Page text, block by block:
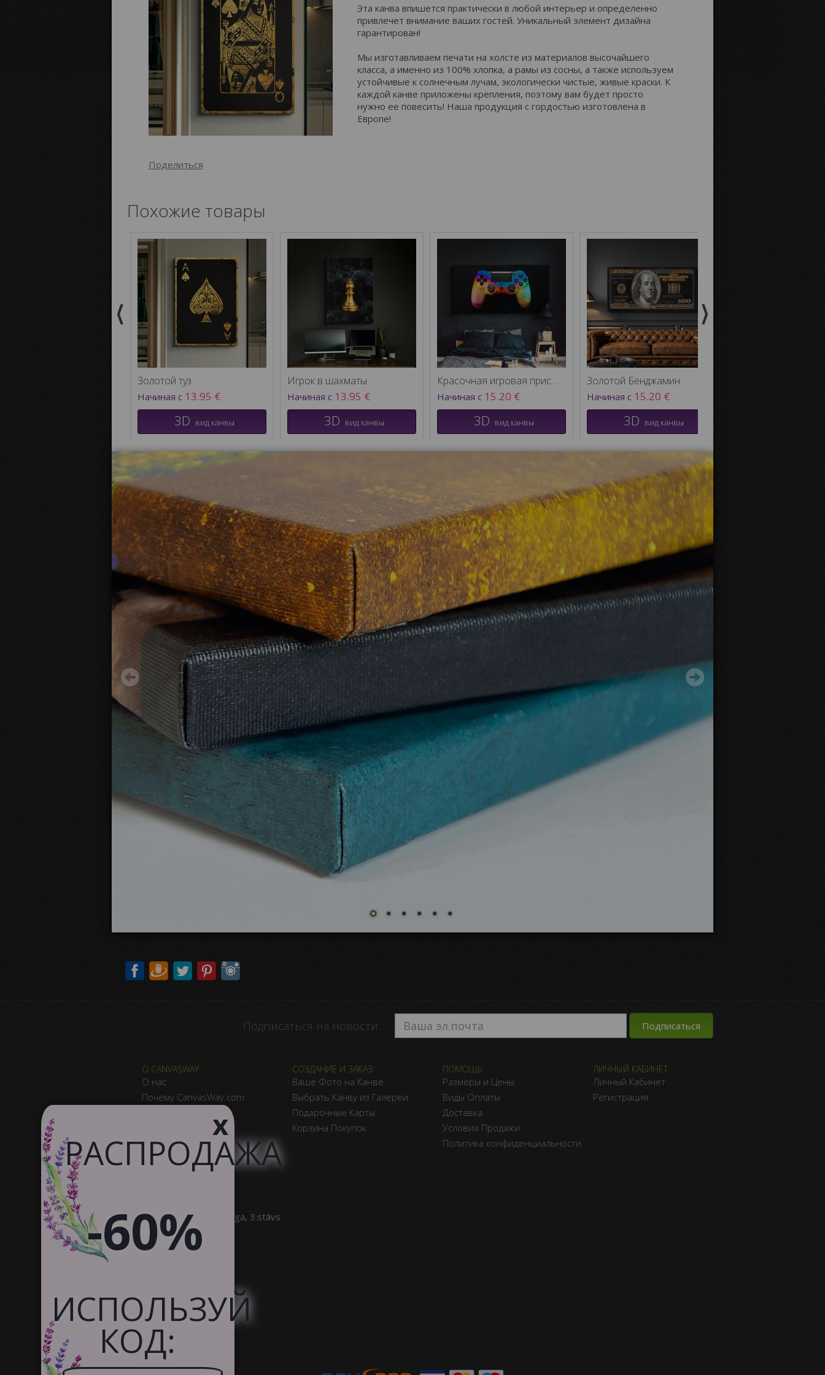
Расстояние до краёв:
Картинка на сторонах канвы:
Эта канва впишется практически в любой интерьер и определенно
привлечет внимание ваших гостей. Уникальный элемент дизайна
гарантирован!
Мы изготавливаем печати на холсте из материалов высочайшего
класса, а именно из 100% хлопка, а рамы из сосны, а также используем
устойчивые к солнечным лучам, экологически чистые, живые краски. К
каждой канве приложены крепления, поэтому вам будет просто
нужно ее повесить! Наша продукция с гордостью изготовлена в
Европе!
Поделиться
Похожие товары
Золотой туз
Начиная с 13.95 €
3D вид канвы
Игрок в шахматы
Начиная с 13.95 €
3D вид канвы
Красочная игровая приставка
Начиная с 15.20 €
3D вид канвы
Золотой Бенджамин
Начиная с 15.20 €
3D вид канвы
Золотой король
Начиная с13.95 €
3D вид канвы
Подписаться на новости:
О CANVASWAY
О нас
Почему CanvasWay.com
Отзывы Клиентов
Служба поддержки
Сотрудничество
СОЗДАНИЕ И ЗАКАЗ
Ваше Фото на Канве
Выбрать Канву из Галереи
Подарочные Карты
Корзина Покупок
ПОМОЩЬ
Размеры и Цены
Виды Оплаты
Доставка
Условия Продажи
Политика конфиденциальности
ЛИЧНЫЙ КАБИНЕТ
Личный Кабинет
Регистрация
Brīvības gatve 323, Rīga, 3.stāvs
info@canvasway.com
+371 27071150
x
РАСПРОДАЖА
-60%
ИСПОЛЬЗУЙ
КОД: